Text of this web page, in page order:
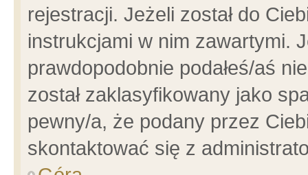
rejestracji. Jeżeli został do
instrukcjami w nim zawartymi.
prawdopodobnie podałeś/aś
został zaklasyfikowany jako
pewny/a, że podany przez
skontaktować się z